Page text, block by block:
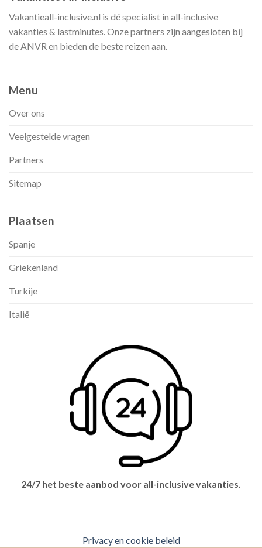
Vakantieall-inclusive.nl is dé specialist in all-inclusive
vakanties & lastminutes. Onze partners zijn aangesloten bij
de ANVR en bieden de beste reizen aan.
Menu
Over ons
Veelgestelde vragen
Partners
Sitemap
Plaatsen
Spanje
Griekenland
Turkije
Italië
24/7 het beste aanbod voor all-inclusive vakanties.
Privacy en cookie beleid